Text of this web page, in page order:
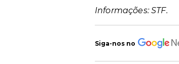
Informações: STF.
Siga-nos no